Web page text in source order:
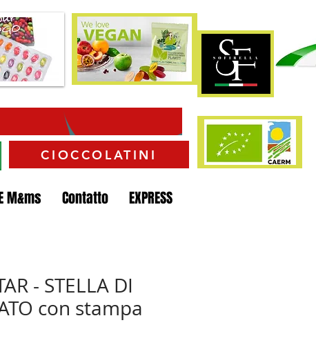
CIOCCOLATINI
- STELLA DI
con stampa
M&ms Contatto EXPRESS